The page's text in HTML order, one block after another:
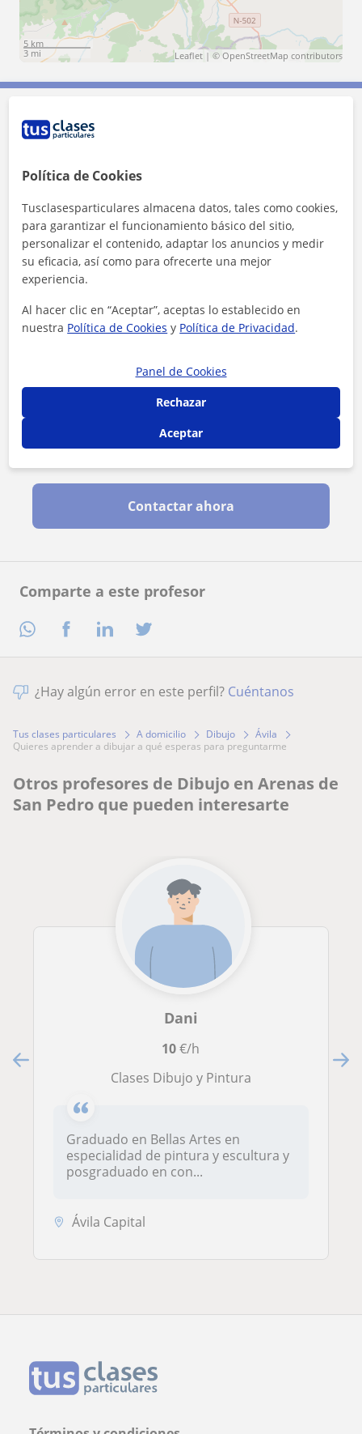
Comparte a este profesor
5 km
3 mi
Leaflet | © OpenStreetMap contributors
Contacta con Víctor
Tarifa
Contactar ahora
¿Hay algún error en este perfil? Cuéntanos
Tus clases particulares A domicilio Dibujo
Ávila
quieres aprender a dibujar a qué esperas para preguntarme
Otros profesores de Dibujo en Arenas de
San Pedro que pueden interesarte
Dani
10€/h
Clases Dibujo y Pintura
Graduado en Bellas Artes en
especialidad de pintura y escultura y
posgraduado en con...
Ávila Capital
Política de Cookies
Tusclasesparticulares almacena datos, tales como cookies,
para garantizar el funcionamiento básico del sitio,
personalizar el contenido, adaptar los anuncios y medir
su eficacia, así como para ofrecerte una mejor
experiencia.
Al hacer clic en “Aceptar”, aceptas lo establecido en
nuestra Política de Cookies y Política de Privacidad.
Panel de Cookies
Rechazar
Aceptar